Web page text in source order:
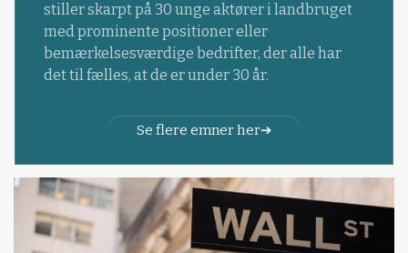
stiller skarpt på 30 unge aktører i landbruget
med prominente positioner eller
bemærkelsesværdige bedrifter, der alle har
det til fælles, at de er under 30 år.
Se flere emner her